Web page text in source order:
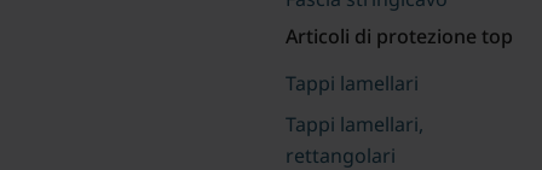
Articoli di protezione top
Tappi lamellari
Tappi lamellari,
rettangolari